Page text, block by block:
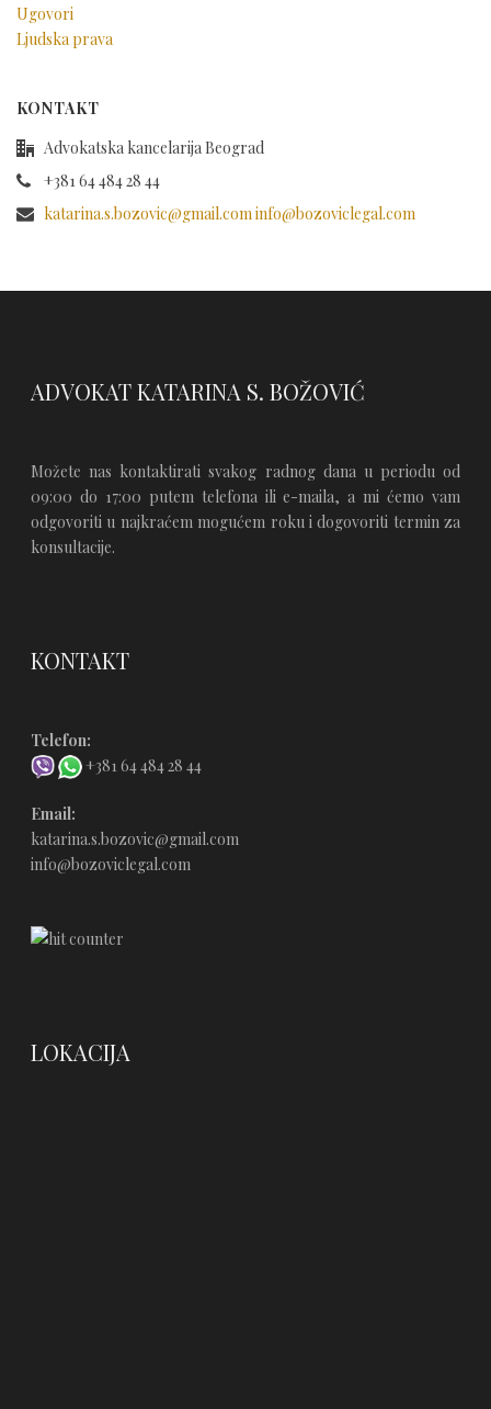
Ugovori
Ljudska prava
KONTAKT
Advokatska kancelarija Beograd
+381 64 484 28 44
katarina.s.bozovic@gmail.com info@bozoviclegal.com
ADVOKAT KATARINA S. BOŽOVIĆ
Možete nas kontaktirati svakog radnog dana u periodu od
09:00 do 17:00 putem telefona ili e-maila, a mi ćemo vam
odgovoriti u najkraćem mogućem roku i dogovoriti termin za
konsultacije.
KONTAKT
Telefon:
+381 64 484 28 44
Email:
katarina.s.bozovic@gmail.com
info@bozoviclegal.com
LOKACIJA